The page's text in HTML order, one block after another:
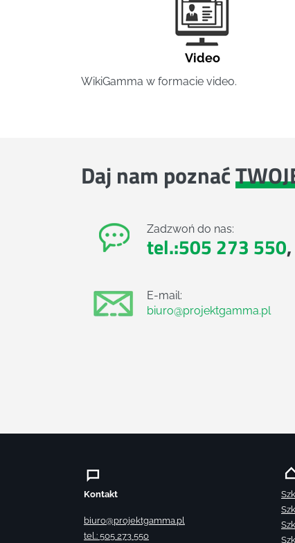
Video
WikiGamma w formacie video.
Daj nam poznać
Zadzwoń do nas:
tel.:505 273 550,
E-mail:
biuro@projektgamma.pl
Kontakt
biuro@projektgamma.pl
tel.: 505 273 550